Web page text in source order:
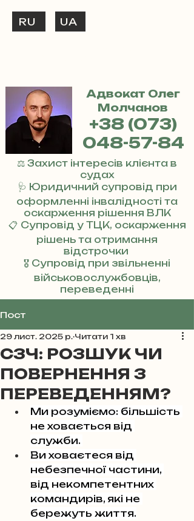
UA
RU
Адвокат Олег
Молчанов
+38 (073)
048-57-84
⚖️ Захист інтересів клієнта в
судах
🩺 Юридичний супровід при
оформленні інвалідності та
оскарження рішення ВЛК
📋 Супровід у ТЦК, оскарження
рішень та отримання
відстрочки
🎖 Супровід при звільненні
військовослужбовців,
переведенні
Реклама
Пост
СЗЧ: РОЗШУК ЧИ
ПОВЕРНЕННЯ З
ПЕРЕВЕДЕННЯМ?
29 лист. 2025 р. Читати 1 хв
Ми розуміємо: більшість
не ховається від
служби.
Ви ховаєтеся від
небезпечної частини,
від некомпетентних
командирів, які не
бережуть життя.